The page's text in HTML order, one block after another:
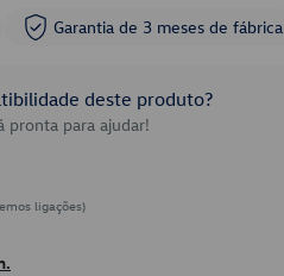
Garantia de 3 meses de fábrica
deste produto?
pronta para ajudar!
ligações)